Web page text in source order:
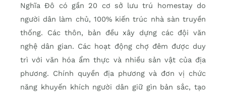
Nghĩa Đô có gần 20 cơ sở lưu trú homestay do
người dân làm chủ, 100% kiến trúc nhà sàn truyền
thống. Các thôn, bản đều xây dựng các đội văn
nghệ dân gian. Các hoạt động chợ đêm được duy
trì với văn hóa ẩm thực và nhiều sản vật của địa
phương. Chính quyền địa phương và đơn vị chức
năng khuyến khích người dân giữ gìn bản sắc, tạo